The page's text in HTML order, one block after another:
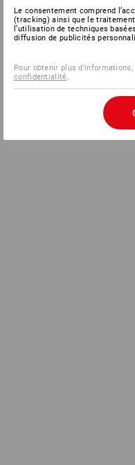
Le consentement comprend
(tracking) ainsi que le
l’utilisation de techniques
diffusion de publicités
Pour obtenir plus
confidentialité.